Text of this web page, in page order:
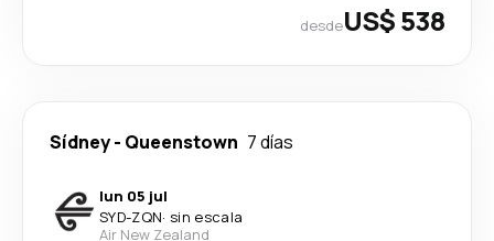
desdeUS$ 538
Sídney- Queenstown 7 días
lun 05 jul
SYD-ZQN· sin escala
Air New Zealand